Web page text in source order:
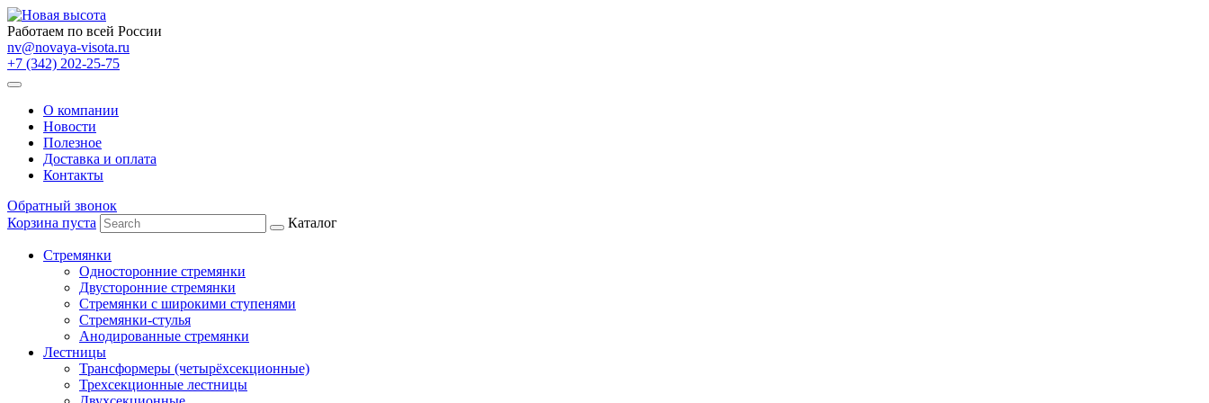
Работаем по всей России
nv@novaya-visota.ru
+7 (342) 202-25-75
О компании
Новости
Полезное
Доставка и оплата
Контакты
Обратный звонок
Корзина пуста
Каталог
Стремянки
Односторонние стремянки
Двусторонние стремянки
Стремянки с широкими ступенями
Стремянки-стулья
Анодированные стремянки
Лестницы
Трансформеры (четырёхсекционные)
Трехсекционные лестницы